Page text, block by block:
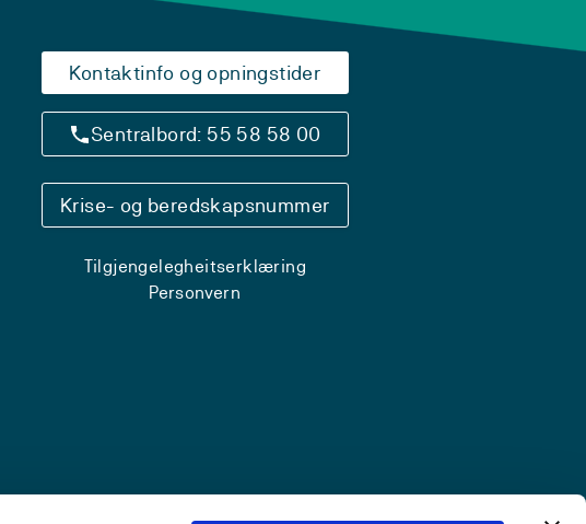
Kontaktinfo og opningstider
Sentralbord: 55 58 58 00
Krise- og beredskapsnummer
Tilgjengelegheitserklæring
Personvern